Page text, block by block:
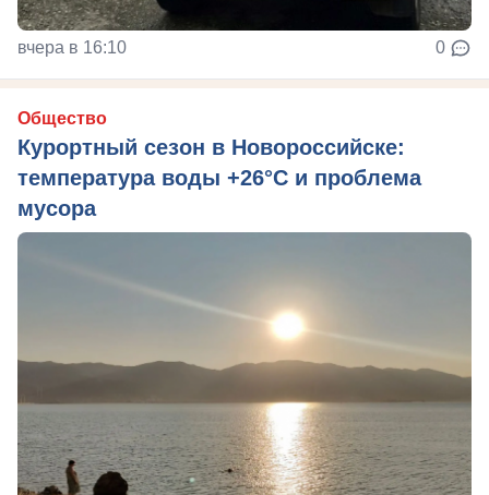
вчера в 16:10 0
Общество
Курортный сезон в Новороссийске:
температура воды +26°C и проблема
мусора